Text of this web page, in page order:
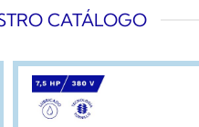
CATÁLOGO